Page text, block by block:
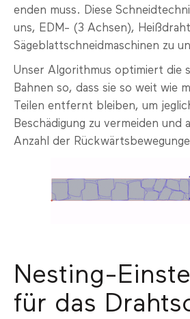
enden muss. Diese
uns, EDM- (3 Achsen),
Sägeblattschneidmaschinen zu
Unser Algorithmus optimiert die
Bahnen so, dass sie so weit wie
Teilen entfernt bleiben, um
Beschädigung zu vermeiden und
Anzahl der
Nesting-
für das